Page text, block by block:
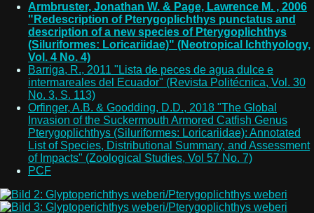
Armbruster, Jonathan W. & Page, Lawrence M. , 2006
"Redescription of Pterygoplichthys punctatus and
description of a new species of Pterygoplichthys
(Siluriformes: Loricariidae)" (Neotropical Ichthyology,
Vol. 4 No. 4)
Barriga, R., 2011 "Lista de peces de agua dulce e
intermareales del Ecuador" (Revista Politécnica, Vol. 30
No. 3, S. 113)
Orfinger, A.B. & Goodding, D.D., 2018 "The Global
Invasion of the Suckermouth Armored Catfish Genus
Pterygoplichthys (Siluriformes: Loricariidae): Annotated
List of Species, Distributional Summary, and Assessment
of Impacts" (Zoological Studies, Vol 57 No. 7)
PCF